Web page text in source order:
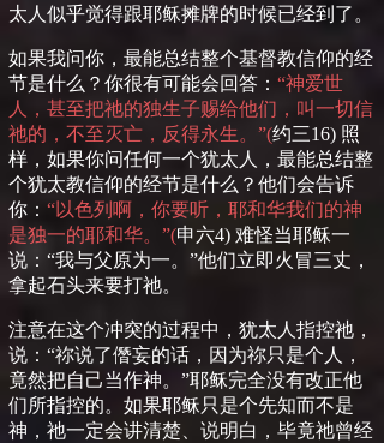
太人似乎觉得跟耶稣摊牌的时候已经到了。
如果我问你， 最能总结整个基督教信仰的经
节是什么？你很有可能会回答 ： “神爱世
人，甚至把祂的独生子赐给他们，叫一切信
祂的，不至灭亡，反得永生。”(约三16) 照
样， 如果你问任何一个犹太人， 最能总结整
个犹太教信仰的经节是什么？他们会告诉
你 ： “以色列啊，你要听，耶和华我们的神
是独一的耶和华。”(申六4) 难怪当耶稣一
说： “我与父原为一。 ”他们立即火冒三丈，
拿起石头来要打祂。
注意在这个冲突的过程中，犹太人指控祂，
说： “祢说了僭妄的话，因为祢只是个人，
竟然把自己当作神。 ”耶稣完全没有改正他
们所指控的。如果耶稣只是个先知而不是
神，祂一定会讲清楚、说明白， 毕竟祂曾经